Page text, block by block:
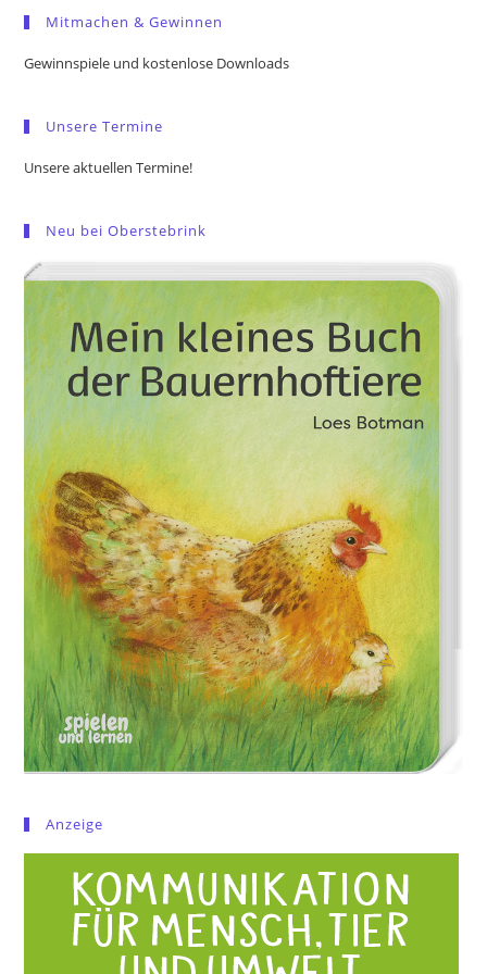
Mitmachen & Gewinnen
Gewinnspiele und kostenlose Downloads
Unsere Termine
Unsere aktuellen Termine!
Neu bei Oberstebrink
Anzeige